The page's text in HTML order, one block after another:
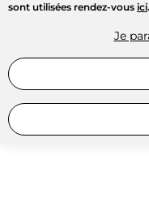
sont utilisées rendez-vous ici.
Je